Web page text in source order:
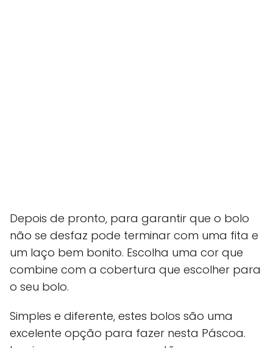
Depois de pronto, para garantir que o bolo
não se desfaz pode terminar com uma fita e
um laço bem bonito. Escolha uma cor que
combine com a cobertura que escolher para
o seu bolo.
Simples e diferente, estes bolos são uma
excelente opção para fazer nesta Páscoa.